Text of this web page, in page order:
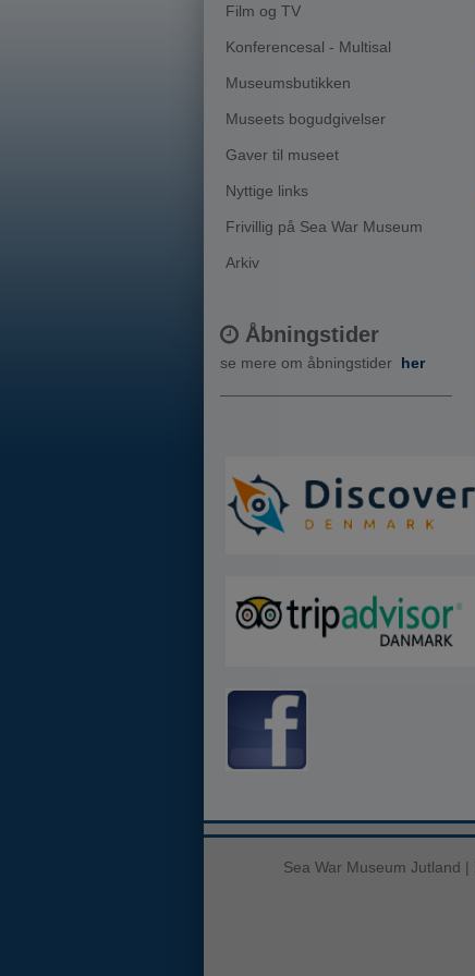
Film og TV
Konferencesal - Multisal
Museumsbutikken
Museets bogudgivelser
Gaver til museet
Nyttige links
Frivillig på Sea War Museum
Arkiv
Åbningstider
se mere om åbningstider her
Sea War Museum Jutland